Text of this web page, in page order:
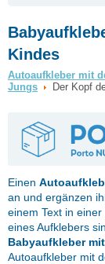
Kindes
Autoaufkleber mit
Jungs
Der Kopf
Einen
an und ergänzen
einem Text in
eines Aufklebers
Babyaufkleber
Autoaufkleber mit